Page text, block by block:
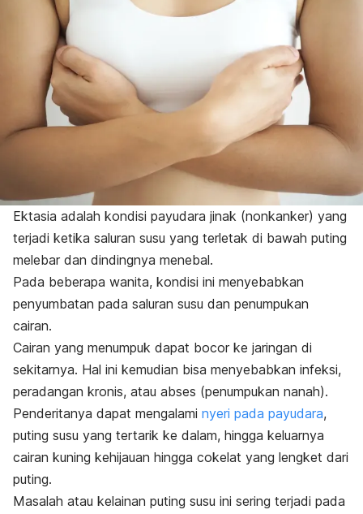
Ektasia adalah kondisi payudara jinak (nonkanker) yang
terjadi ketika saluran susu yang terletak di bawah puting
melebar dan dindingnya menebal.
Pada beberapa wanita, kondisi ini menyebabkan
penyumbatan pada saluran susu dan penumpukan
cairan.
Cairan yang menumpuk dapat bocor ke jaringan di
sekitarnya. Hal ini kemudian bisa menyebabkan infeksi,
peradangan kronis, atau abses (penumpukan nanah).
Penderitanya dapat mengalami nyeri pada payudara,
puting susu yang tertarik ke dalam, hingga keluarnya
cairan kuning kehijauan hingga cokelat yang lengket dari
puting.
Masalah atau kelainan puting susu ini sering terjadi pada